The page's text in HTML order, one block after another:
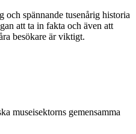
och spännande tusenårig historia
att ta in fakta och även att
besökare är viktigt.
museisektorns gemensamma